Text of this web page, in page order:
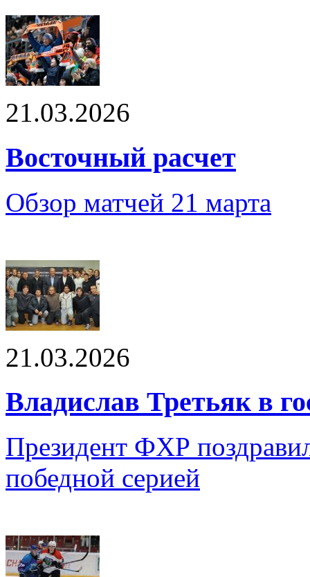
21.03.2026
Восточный расчет
Обзор матчей 21 марта
21.03.2026
Владислав Третьяк в
Президент ФХР
победной серией